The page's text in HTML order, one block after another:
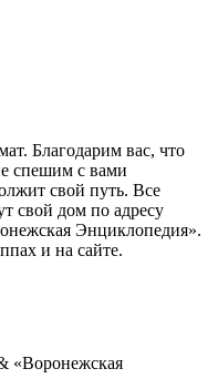
Благодарим вас, что
спешим с вами
свой путь. Все
свой дом по адресу
Энциклопедия».
и на сайте.
«Воронежская